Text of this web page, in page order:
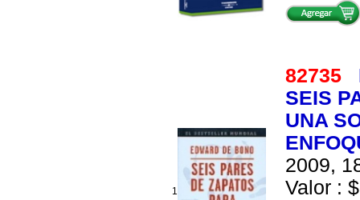
1
82735
SEIS
UNA
2009,
Valor :